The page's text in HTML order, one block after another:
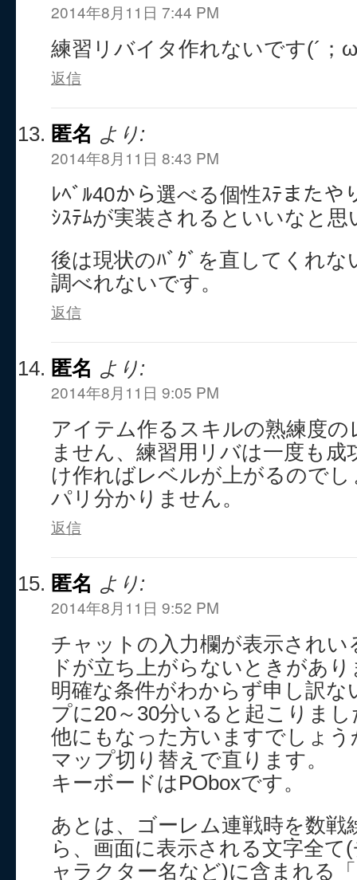
2014年8月11日 7:44 PM
練習リバイタ作れないです(´；
返信
匿名 より:
2014年8月11日 8:43 PM
ﾚﾍﾞﾙ40から選べる個性ｽﾃまた
ｼｽﾃﾑが実装されるといいなと思
後は現状のﾊﾞｸﾞを直してくれな
調べれないです。
返信
匿名 より:
2014年8月11日 9:05 PM
アイテム作るスキルの熟練度
ません、練習用リバは一度も
け作ればレベルが上がるので
パリ分かりません。
返信
匿名 より:
2014年8月11日 9:52 PM
チャットの入力欄が表示され
ドが立ち上がらないときがあり
明確な条件がわからず申し訳
プに20～30分いると起こりまし
他にもなった方いますでしょう
マップ切り替えで直ります。
キーボードはPOboxです。
あとは、ゴーレム連戦時を数戦
ら、画面に表示される文字全て
ャラクター名など)に含まれる